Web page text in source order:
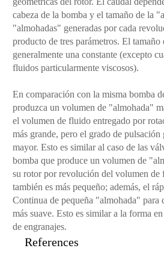
cabeza de la bomba y el tamaño de la
"almohadas" generadas por cada
producto de tres parámetros. El
generalmente una constante (excepto
fluidos particularmente viscosos).
En comparación con la misma bomba
produzca un volumen de "almohada"
el volumen de fluido entregado por
más grande, pero el grado de pulsación
mayor. Esto es similar al caso de las
bomba que produce un volumen de
su rotor por revolución del volumen de
también es más pequeño; además, el
Continua de pequeña "almohada" para
más suave. Esto es similar a la forma
de engranajes.
References